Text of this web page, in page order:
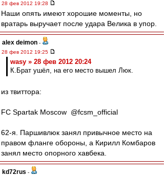
28 фев 2012 19:28
Наши опять имеют хорошие моменты, но
вратарь выручает после удара Велика в упор.
alex deimon -
28 фев 2012 19:25
wasy » 28 фев 2012 20:24
К.Брат ушёл, на его место вышел Люк.
из твиттора:
FC Spartak Moscow ‏ @fcsm_official
62-я. Паршивлюк занял привычное место на
правом фланге обороны, а Кирилл Комбаров
занял место опорного хавбека.
kd72rus -